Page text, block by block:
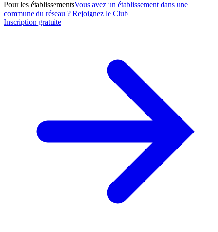
Pour les établissementsVous avez un établissement dans une
commune du réseau ? Rejoignez le Club
Inscription gratuite